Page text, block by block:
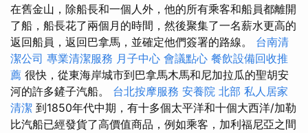
在舊金山，除船長和一個人外，他的所有乘客和船員都離開
了船，船長花了兩個月的時間，然後聚集了一名薪水更高的
返回船員，返回巴拿馬，並確定他們簽署的路線。 台南清
潔公司 專業清潔服務 月子中心 會議點心 餐飲設備回收推
薦 很快，從東海岸城市到巴拿馬木馬和尼加拉瓜的聖胡安
河的許多鏟子汽船。 台北按摩服務 安養院 北部 私人居家
清潔 到1850年代中期，有十多個太平洋和十個大西洋/加勒
比汽船已經發貨了高價值商品，例如乘客，加利福尼亞之間